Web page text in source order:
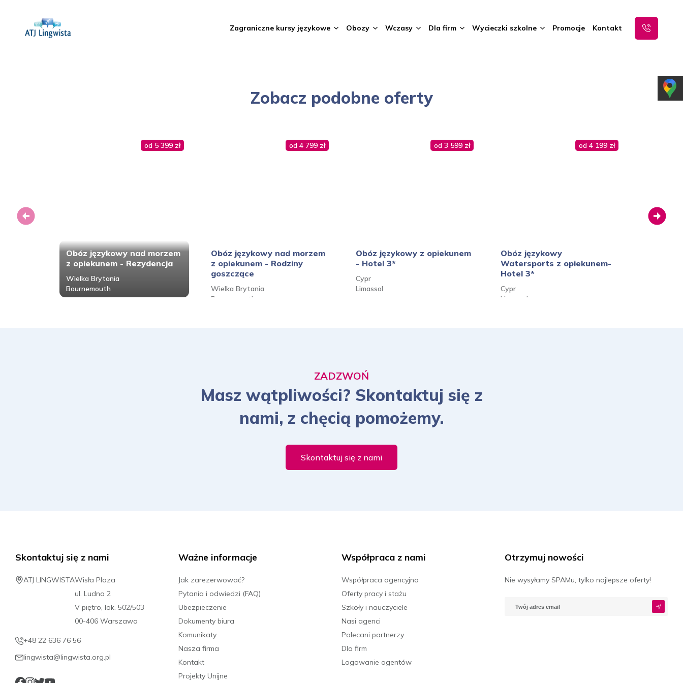
Zagraniczne kursy językowe Obozy Wczasy Dla firm Wycieczki szkolne Promocje Kontakt
Zobacz podobne oferty
od 5 399 zł
Obóz językowy nad morzem
z opiekunem - Rezydencja
Wielka Brytania
Bournemouth
od 4 799 zł
Obóz językowy nad morzem
z opiekunem - Rodziny
goszczące
Wielka Brytania
Bournemouth
od 3 599 zł
Obóz językowy z opiekunem
- Hotel 3*
Cypr
Limassol
od 4 199 zł
Obóz językowy
Watersports z opiekunem-
Hotel 3*
Cypr
Limassol
Previous Next
ZADZWOŃ
Masz wątpliwości? Skontaktuj się z
nami, z chęcią pomożemy.
Skontaktuj się z nami
Skontaktuj się z nami
ATJ LINGWISTAWisła Plaza
ul. Ludna 2
V piętro, lok. 502/503
00-406 Warszawa
+48 22 636 76 56
lingwista@lingwista.org.pl
Ważne informacje
Jak zarezerwować?
Pytania i odwiedzi (FAQ)
Ubezpieczenie
Dokumenty biura
Komunikaty
Nasza firma
Kontakt
Projekty Unijne
Współpraca z nami
Współpraca agencyjna
Oferty pracy i stażu
Szkoły i nauczyciele
Nasi agenci
Polecani partnerzy
Dla firm
Logowanie agentów
Otrzymuj nowości
Nie wysyłamy SPAMu, tylko najlepsze oferty!